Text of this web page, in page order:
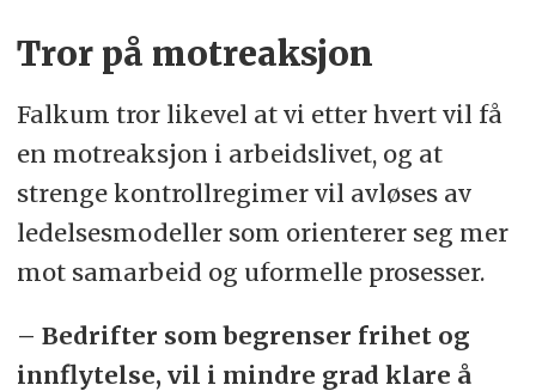
Tror på motreaksjon
Falkum tror likevel at vi etter hvert vil få
en motreaksjon i arbeidslivet, og at
strenge kontrollregimer vil avløses av
ledelsesmodeller som orienterer seg mer
mot samarbeid og uformelle prosesser.
– Bedrifter som begrenser frihet og
innflytelse, vil i mindre grad klare å